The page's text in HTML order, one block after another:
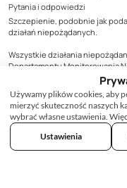
Pytania i odpowiedzi
Szczepienie, podobnie jak
działań niepożądanych.
Wszystkie działania
Departamentu Monitorowania
Urzędu Rejestracji Produktów
Biobójczych, Al. Jerozolimskie
492-13-09, zgodnie z
leczniczych lub do podmiotu
dotyczy. Formularz
dostępny jest na stronie
Używamy plików cookies, aby
mierzyć skuteczność naszych
wybrać własne ustawienia.
Ustawienia